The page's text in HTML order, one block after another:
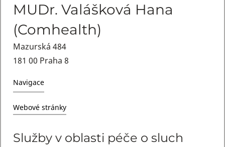
MUDr. Valášková Hana
(Comhealth)
Mazurská 484
181 00 Praha 8
Navigace
Webové stránky
Služby v oblasti péče o sluch